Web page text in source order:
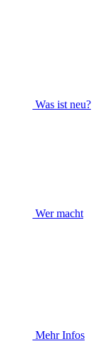
Was ist neu?
Wer macht
Mehr Infos